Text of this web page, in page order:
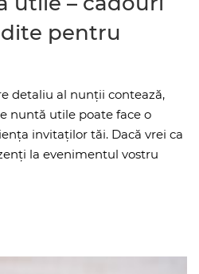
pentru
detaliu al nunții contează,
nuntă utile poate face o
invitaților tăi. Dacă vrei ca
la evenimentul vostru